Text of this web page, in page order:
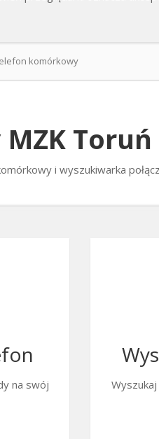
komórkowy
MZK Toruń
i wyszukiwarka
na swój